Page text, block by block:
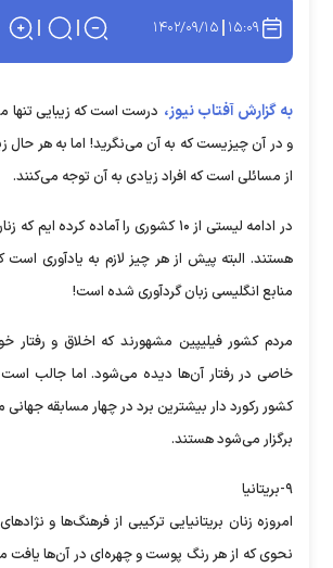
۱۵:۰۹ ۱۴۰۲/۰۹/۱۵
به گزارش آفتاب نیوز، درست است که زیبایی تنها
و در آن چیزیست که به آن می‌نگرید! اما به هر حال
از مسائلی است که افراد زیادی به آن توجه می‌کنند.
در ادامه لیستی از ۱۰ کشوری را آماده کرده
هستند. البته پیش از هر چیز لازم به یادآوری
منابع انگلیسی زبان گردآوری شده است!
مردم کشور فیلیپین مشهورند که اخلاق و رفتار
خاصی در رفتار آن‌ها دیده می‌شود. اما جالب است
کشور رکورد دار بیشترین برد در چهار مسابقه جهانی
برگزار می‌شود هستند.
۹-بریتانیا
امروزه زنان بریتانیایی ترکیبی از فرهنگ‌ها و
نحوی که از هر رنگ پوست و چهره‌ای در آن‌ها یافت